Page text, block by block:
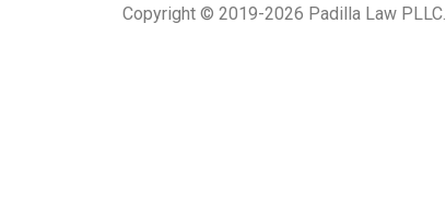
Copyright © 2019-2026 Padilla Law PLLC.